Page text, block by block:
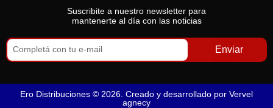
Suscribite a nuestro newsletter para
mantenerte al día con las noticias
Enviar
Ero Distribuciones © 2026. Creado y desarrollado por Vervel
agnecy